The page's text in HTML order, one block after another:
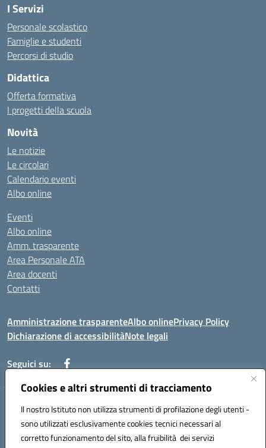
Cookies e altri strumenti di tracciamento
Il nostro Istituto non utilizza strumenti di profilazione degli utenti -
sono utilizzati esclusivamente cookies tecnici necessari al
corretto funzionamento del sito, alla fruibilità dei servizi
I Servizi
Personale scolastico
Famiglie e studenti
Percorsi di studio
Didattica
Offerta formativa
I progetti della scuola
Novità
Le notizie
Le circolari
Calendario eventi
Albo online
Eventi
Albo online
Amm. trasparente
Area Personale ATA
Area docenti
Contatti
Amministrazione trasparenteAlbo onlinePrivacy Policy
Dichiarazione di accessibilitàNote legali
Seguici su:
Indirizzo: VIA BRECCIAME, 46 - 81024 MADDALONI (CE)
Mail: CEIC8AU001@istruzione.it - Pec: CEIC8AU001@pec.istruzione.it -
Telefono: 0823408721
Meccanografico: CEIC8AU001